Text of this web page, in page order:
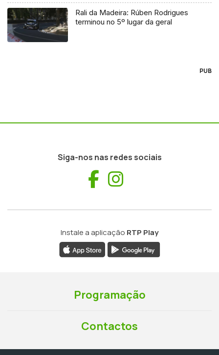
Rali da Madeira: Rúben Rodrigues
terminou no 5º lugar da geral
PUB
Siga-nos nas redes sociais
Facebook
Instale a aplicação RTP Play
Programação
Contactos